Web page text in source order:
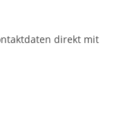
direkt mit